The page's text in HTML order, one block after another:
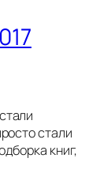
стали
книг,